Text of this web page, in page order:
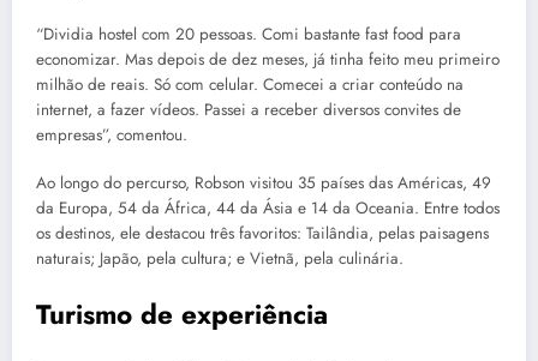
“Dividia hostel com 20 pessoas. Comi bastante fast food para
economizar. Mas depois de dez meses, já tinha feito meu primeiro
milhão de reais. Só com celular. Comecei a criar conteúdo na
internet, a fazer vídeos. Passei a receber diversos convites de
empresas”, comentou.
Ao longo do percurso, Robson visitou 35 países das Américas, 49
da Europa, 54 da África, 44 da Ásia e 14 da Oceania. Entre todos
os destinos, ele destacou três favoritos: Tailândia, pelas paisagens
naturais; Japão, pela cultura; e Vietnã, pela culinária.
Turismo de experiência